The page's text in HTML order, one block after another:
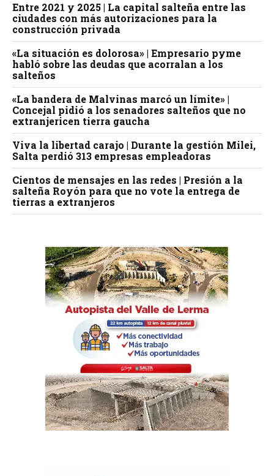
Entre 2021 y 2025 | La capital salteña entre las
ciudades con más autorizaciones para la
construcción privada
«La situación es dolorosa» | Empresario pyme
habló sobre las deudas que acorralan a los
salteños
«La bandera de Malvinas marcó un límite» |
Concejal pidió a los senadores salteños que no
extranjericen tierra gaucha
Viva la libertad carajo | Durante la gestión Milei,
Salta perdió 313 empresas empleadoras
Cientos de mensajes en las redes | Presión a la
salteña Royón para que no vote la entrega de
tierras a extranjeros